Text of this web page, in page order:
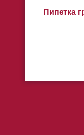
Пипетка